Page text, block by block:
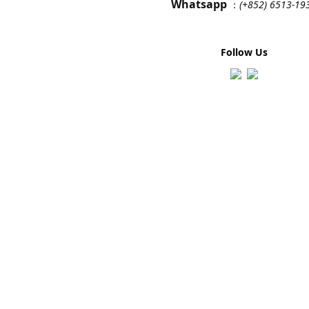
Whatsapp ： (+852) 6513-
Follow Us